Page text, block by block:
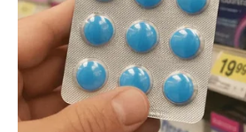
I baš zato dolazi ljubav koja ima
RIBE – SUDBINSKA